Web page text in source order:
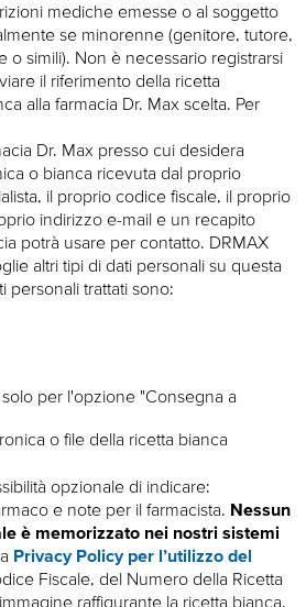
mediche emesse o al soggetto
se minorenne (genitore, tutore,
o simili). Non è necessario registrarsi
il riferimento della ricetta
alla farmacia Dr. Max scelta. Per
Dr. Max presso cui desidera
o bianca ricevuta dal proprio
il proprio codice fiscale, il proprio
indirizzo e-mail e un recapito
potrà usare per contatto. DRMAX
altri tipi di dati personali su questa
personali trattati sono:
per l'opzione "Consegna a
o file della ricetta bianca
opzionale di indicare:
e note per il farmacista. Nessun
è memorizzato nei nostri sistemi
Privacy Policy per l’utilizzo del
Fiscale, del Numero della Ricetta
raffigurante la ricetta bianca,